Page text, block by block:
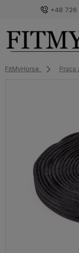
+48 726
FitMyHorse Praca